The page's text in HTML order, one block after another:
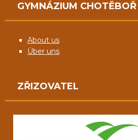
GYMNÁZIUM CHOTĚBOŘ
About us
Über uns
ZŘIZOVATEL